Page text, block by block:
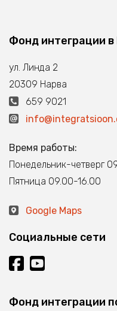
Фонд интеграции в
ул. Линда 2
20309 Нарва
659 9021
Время работы:
Понедельник-четверг
Пятница 09.00-16.00
Google Maps
Социальные сети
Фонд интеграции